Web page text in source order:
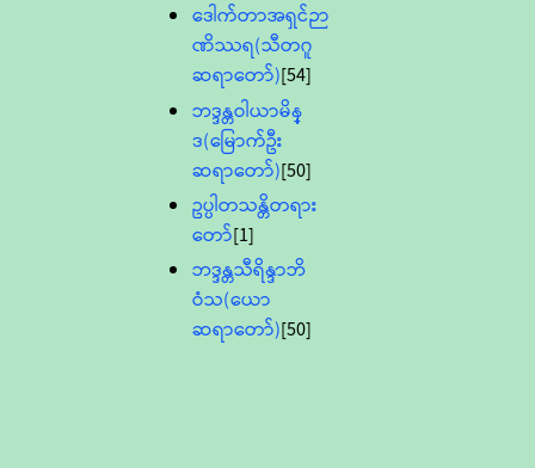
ဒေါက်တာအရှင်ဉာ
ဏိဿရ(သီတဂူ
ဆရာတော်)[54]
ဘဒ္ဒန္တဝါယာမိန္
ဒ(မြောက်ဦး
ဆရာတော်)[50]
ဥပ္ပါတသန္တိတရား
တော်[1]
ဘဒ္ဒန္တသီရိန္ဒာဘိ
ဝံသ(ယော
ဆရာတော်)[50]